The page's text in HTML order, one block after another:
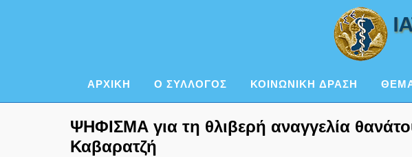
ΑΡΧΙΚΗ Ο ΣΥΛΛΟΓΟΣ ΚΟΙΝΩΝΙΚΗ ΔΡΑΣΗ
ΨΗΦΙΣΜΑ για τη θλιβερή αναγγελία
Καβαρατζή